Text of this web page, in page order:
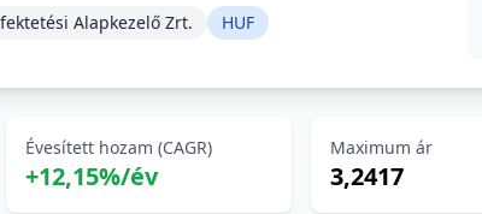
Alapkezelő Zrt. HUF
Évesített hozam (CAGR)
+12,15%/év
Maximum ár
3,2417